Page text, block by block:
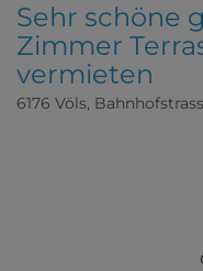
Sehr schöne
Zimmer
vermieten
6176 Völs,